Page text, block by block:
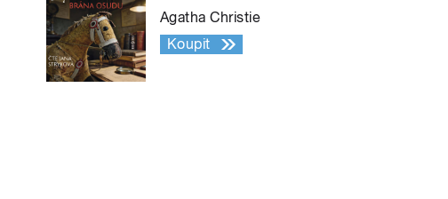
Agatha Christie
Koupit